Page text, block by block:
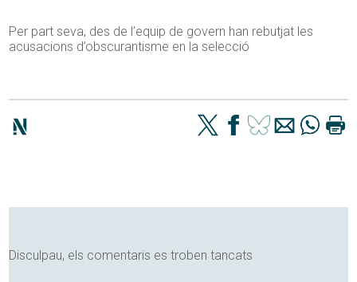
Per part seva, des de l’equip de govern han rebutjat les
acusacions d’obscurantisme en la selecció
Disculpau, els comentaris es troben tancats